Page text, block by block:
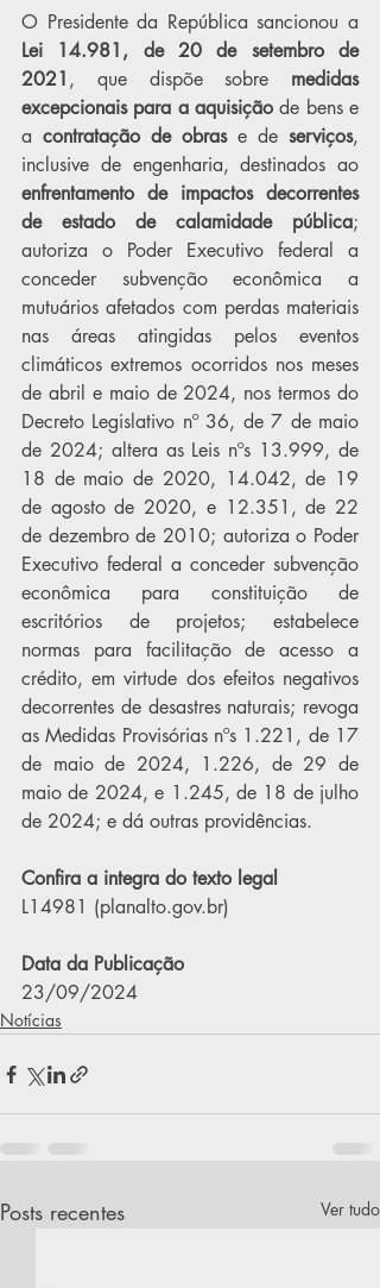
Lei 14.981, de 20 de setembro de
2021 , que dispõe sobre medidas
excepcionais para a aquisição de bens e
a contratação de obras e de serviços,
enfrentamento de impactos decorrentes
de estado de calamidade pública;
autoriza o Poder Executivo federal a
conceder subvenção econômica a
mutuários afetados com perdas materiais
nas áreas atingidas pelos eventos
climáticos extremos ocorridos nos meses
de abril e maio de 2024, nos termos do
Decreto Legislativo nº 36, de 7 de maio
de 2024; altera as Leis nºs 13.999, de
18 de maio de 2020, 14.042, de 19
de agosto de 2020, e 12.351, de 22
de dezembro de 2010; autoriza o Poder
Executivo federal a conceder subvenção
econômica para constituição de
escritórios de projetos; estabelece
normas para facilitação de acesso a
crédito, em virtude dos efeitos negativos
decorrentes de desastres naturais; revoga
as Medidas Provisórias nºs 1.221, de 17
de maio de 2024, 1.226, de 29 de
maio de 2024, e 1.245, de 18 de julho
de 2024; e dá outras providências.
Confira a integra do texto legal
L14981 (planalto.gov.br)
Data da Publicação
23/09/2024
Notícias
Posts recentes Ver tudo